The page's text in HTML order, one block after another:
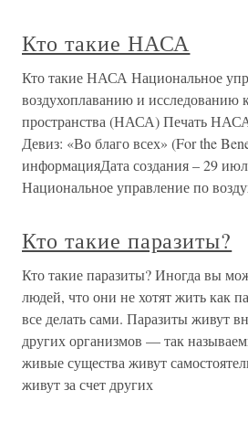
Кто такие НАСА
Кто такие НАСА Национальное
воздухоплаванию и исследованию
пространства (НАСА) Печать
Девиз: «Во благо всех» (For the
информацияДата создания – 29
Национальное управление по
Кто такие паразиты?
Кто такие паразиты? Иногда вы
людей, что они не хотят жить как
все делать сами. Паразиты живут
других организмов — так
живые существа живут
живут за счет других